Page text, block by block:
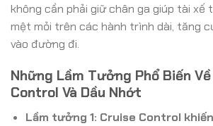
không cần phải giữ chân ga giúp tài xế
mệt mỏi trên các hành trình dài, tăng
vào đường đi.
Những Lầm Tưởng Phổ Biến
Control Và Dầu Nhớt
Lầm tưởng 1: Cruise Control